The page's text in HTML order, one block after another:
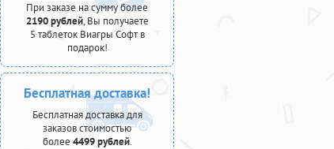
При заказе на сумму более
2190 рублей, Вы получаете
5 таблеток Виагры Софт в
подарок!
Бесплатная доставка!
Бесплатная доставка для
заказов стоимостью
более 4499 рублей.